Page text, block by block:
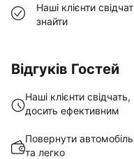
Наші клієнти
знайти
Відгуків Гостей
Наші клієнти
досить ефективним
Повернути
та легко